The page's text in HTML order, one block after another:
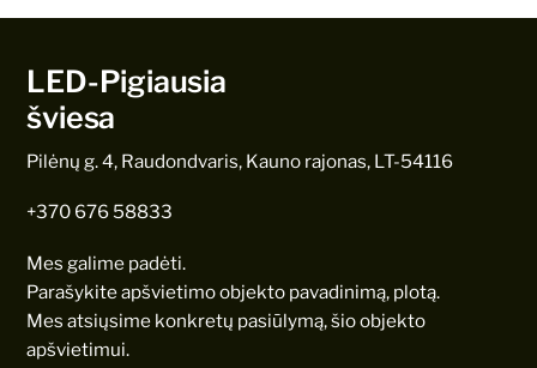
LED-Pigiausia
šviesa
Pilėnų g. 4, Raudondvaris, Kauno rajonas, LT-54116
+370 676 58833
Mes galime padėti.
Parašykite apšvietimo objekto pavadinimą, plotą.
Mes atsiųsime konkretų pasiūlymą, šio objekto
apšvietimui.